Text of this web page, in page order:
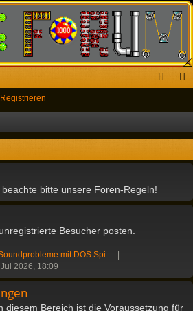
el
de
rie
re
Registrieren
u
bitte unsere Foren-Regeln!
Besucher posten.
mit DOS Spi…
2026, 18:09
diesem Bereich ist die Voraussetzung für